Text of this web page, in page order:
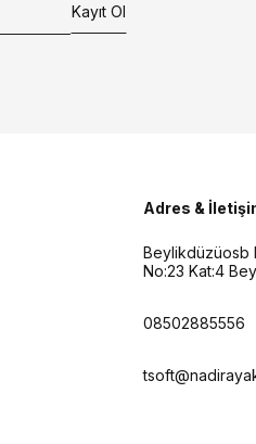
Kayıt Ol
Adres &
Beylikdüzüosb
No:23 Kat:4
08502885556